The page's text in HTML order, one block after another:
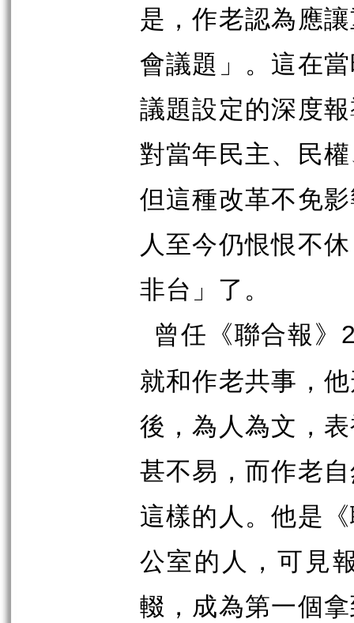
是，作老認為應
會議題」。這在
議題設定的深度
對當年民主、民
但這種改革不免
人至今仍恨恨不
非台」了。
曾任《聯合報》
就和作老共事，
後，為人為文，
甚不易，而作老
這樣的人。他是
公室的人，可見
輟，成為第一個